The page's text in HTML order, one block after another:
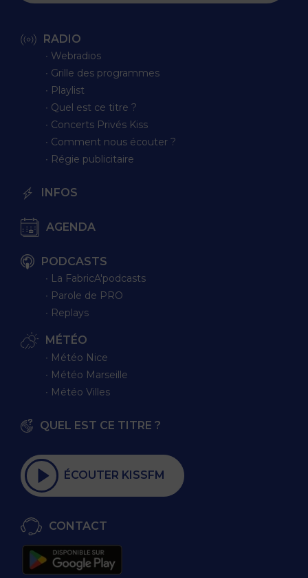
RADIO
∙ Webradios
∙ Grille des programmes
∙ Playlist
∙ Quel est ce titre ?
∙ Concerts Privés Kiss
∙ Comment nous écouter ?
∙ Régie publicitaire
INFOS
AGENDA
PODCASTS
∙ La FabricA'podcasts
∙ Parole de PRO
∙ Replays
MÉTÉO
∙ Météo Nice
∙ Météo Marseille
∙ Météo Villes
QUEL EST CE TITRE ?
ÉCOUTER KISSFM
CONTACT